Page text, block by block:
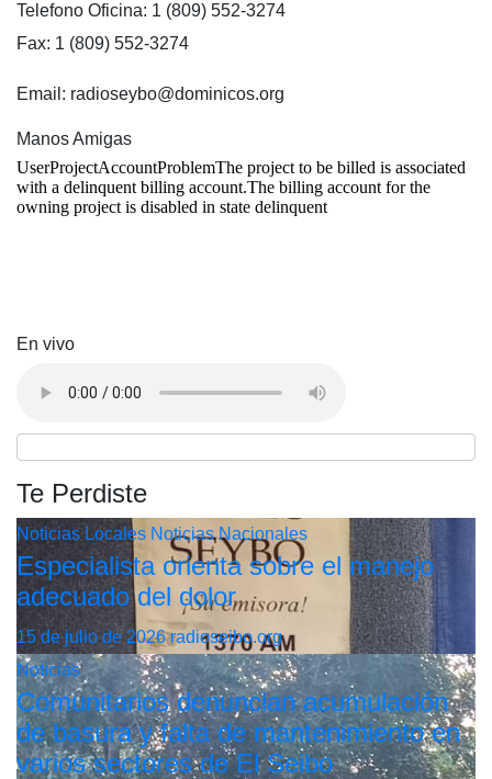
Telefono Oficina: 1 (809) 552-3274
Fax: 1 (809) 552-3274
Email: radioseybo@dominicos.org
Manos Amigas
En vivo
Te Perdiste
Noticias Locales Noticias Nacionales
Especialista orienta sobre el manejo
adecuado del dolor
15 de julio de 2026radioseibo.org
Noticias
Comunitarios denuncian acumulación
de basura y falta de mantenimiento en
varios sectores de El Seibo